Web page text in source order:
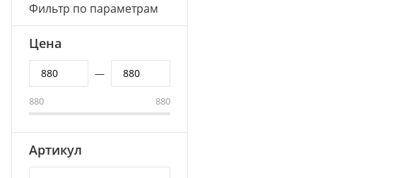
Фильтр по параметрам
Цена
—
880 880
Артикул